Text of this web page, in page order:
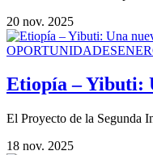
20 nov. 2025
OPORTUNIDADES
Etiopía – Yibuti:
El Proyecto de la Segunda
18 nov. 2025